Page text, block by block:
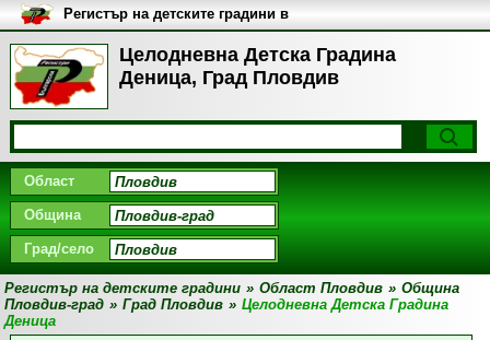
Целодневна Детска Градина
Деница, Град Пловдив
Регистър на детските градини в
България
Област
Община
Град/село
Регистър на детските градини » Област Пловдив » Община
Пловдив-град » Град Пловдив » Целодневна Детска Градина
Деница